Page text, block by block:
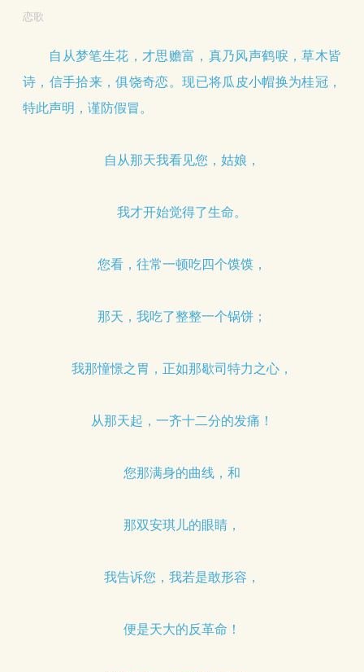
恋歌
自从梦笔生花，才思赡富，真乃风声鹤唳，草木皆
诗，信手拾来，俱饶奇恋。现已将瓜皮小帽换为桂冠，
特此声明，谨防假冒。
自从那天我看见您，姑娘，
我才开始觉得了生命。
您看，往常一顿吃四个馍馍，
那天，我吃了整整一个锅饼；
我那憧憬之胃，正如那歇司特力之心，
从那天起，一齐十二分的发痛！
您那满身的曲线，和
那双安琪儿的眼睛，
我告诉您，我若是敢形容，
便是天大的反革命！